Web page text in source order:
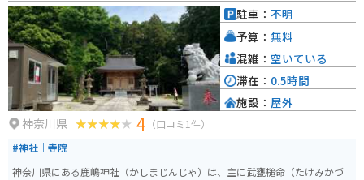
神奈川県 4 （口コミ1件）
#神社｜寺院
神奈川県にある鹿嶋神社（かしまじんじゃ）は、主に武甕槌命（たけみかづ
駐車： 不明
予算： 無料
混雑： 空いている
滞在： 0.5時間
施設： 屋外